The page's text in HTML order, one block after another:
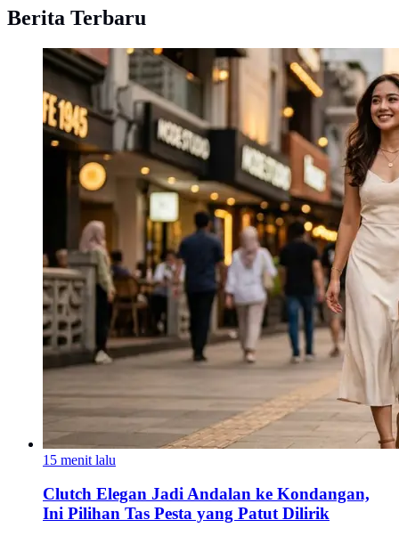
Berita Terbaru
15 menit lalu
Clutch Elegan Jadi Andalan ke Kondangan,
Ini Pilihan Tas Pesta yang Patut Dilirik